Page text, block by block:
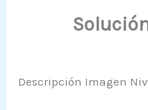
Descripción Imagen